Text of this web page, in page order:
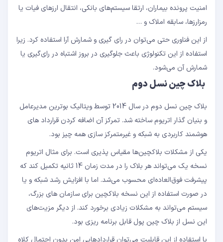
امنیت پرونده بیماران، ارتقا سیستم‌های بانکی، انتقال ارزهای فیات یا
رمزارزها، سابقه املاک و …
از این فناوری حتی می‌توان در رای گیری و شمارش آرا استفاده کرد. زیرا
استفاده از این تکنولوژی باعث جلوگیری در بروز اشتباه در رای‌گیری یا
شمارش آن می‌شود.
بلاک چین نسل دوم
بلاک چین نسل دوم در سال 2014 توسط ویتالیک بوترین مدیرعامل
و بنیان گذار اتریوم ساخته شد. تمرکز آن اضافه کردن قرارداد های
هوشمند کاربردی به شبکه و غیرمتمرکز سازی همه چیز بود.
یکی از مشکلات بلاکچین‌ها مقیاس پذیری است. برای مثال اتریوم
نسخه یک می‌تواند هر بلاک را در مدت زمان 14 ثانیه تکمیل کند که
پیشرفت فوق‌العاده‌ای محسوب می‌شد. اما با افزایش رشد شبکه و یا
در صورت استفاده از این نسخه بلاکچین برای سازمان های بزرگ،
سیستم می‌تواند به مشکلات زیادی برخورد کند. از دیگر مزیت‌های
این نسل از بلاک چین پول قابل برنامه ریزی بود.
با استفاده از این قابلیت می‌توان قراردادهایی امن بدون احتمال کلاه